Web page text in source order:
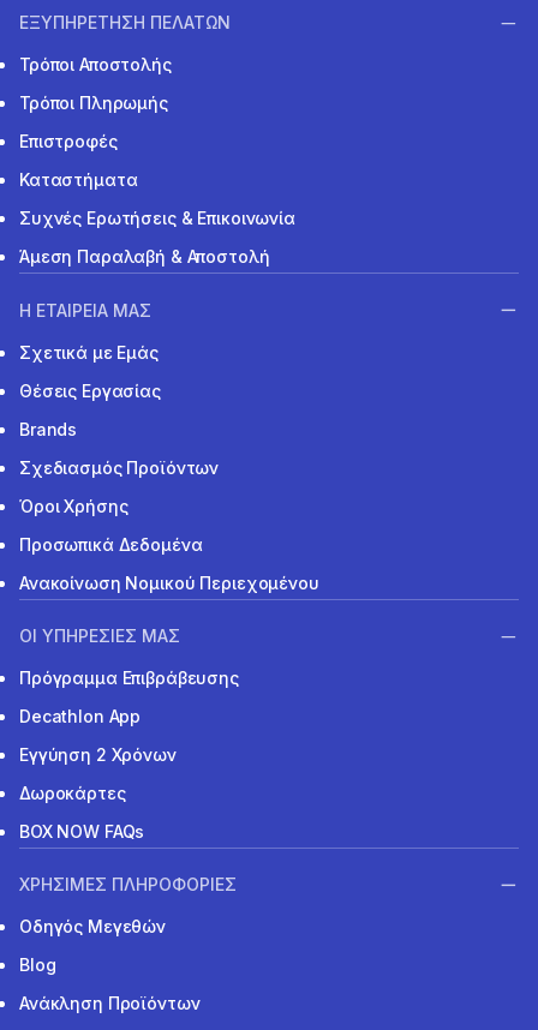
ΕΞΥΠΗΡΕΤΗΣΗ ΠΕΛΑΤΩΝ
Τρόποι Αποστολής
Τρόποι Πληρωμής
Επιστροφές
Καταστήματα
Συχνές Ερωτήσεις & Επικοινωνία
Άμεση Παραλαβή & Αποστολή
Η ΕΤΑΙΡΕΙΑ ΜΑΣ
Σχετικά με Εμάς
Θέσεις Εργασίας
Brands
Σχεδιασμός Προϊόντων
Όροι Χρήσης
Προσωπικά Δεδομένα
Ανακοίνωση Νομικού Περιεχομένου
ΟΙ ΥΠΗΡΕΣΙΕΣ ΜΑΣ
Πρόγραμμα Επιβράβευσης
Decathlon App
Εγγύηση 2 Χρόνων
Δωροκάρτες
BOX NOW FAQs
ΧΡΗΣΙΜΕΣ ΠΛΗΡΟΦΟΡΙΕΣ
Οδηγός Μεγεθών
Blog
Ανάκληση Προϊόντων